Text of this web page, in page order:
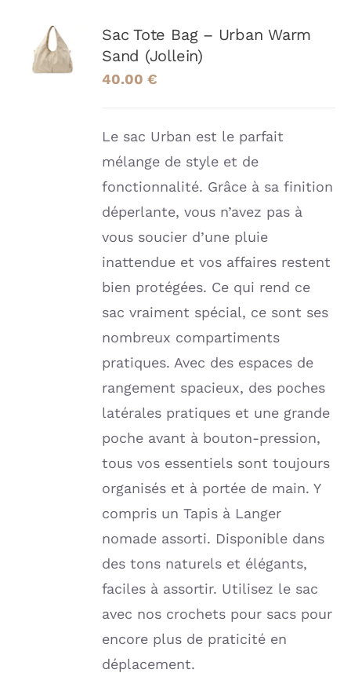
AU
PANIER
/
Sac Tote Bag – Urban Warm
Sand (Jollein)
40.00€
Le sac Urban est le parfait
mélange de style et de
fonctionnalité. Grâce à sa finition
déperlante, vous n’avez pas à
vous soucier d’une pluie
inattendue et vos affaires restent
bien protégées. Ce qui rend ce
sac vraiment spécial, ce sont ses
nombreux compartiments
pratiques. Avec des espaces de
rangement spacieux, des poches
latérales pratiques et une grande
poche avant à bouton-pression,
tous vos essentiels sont toujours
organisés et à portée de main. Y
compris un Tapis à Langer
nomade assorti. Disponible dans
des tons naturels et élégants,
faciles à assortir. Utilisez le sac
avec nos crochets pour sacs pour
encore plus de praticité en
déplacement.